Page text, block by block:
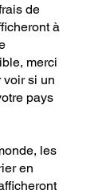
de
à
merci
voir si un
pays
les
en